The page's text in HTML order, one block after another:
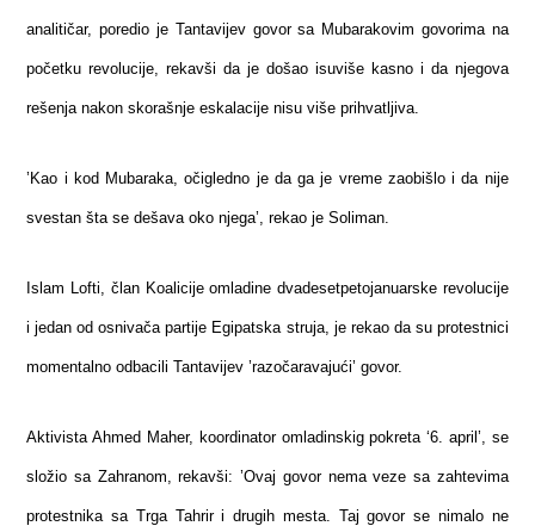
analitičar, poredio je Tantavijev govor sa Mubarakovim govorima na
početku revolucije, rekavši da je došao isuviše kasno i da njegova
rešenja nakon skorašnje eskalacije nisu više prihvatljiva.
’Kao i kod Mubaraka, očigledno je da ga je vreme zaobišlo i da nije
svestan šta se dešava oko njega’, rekao je Soliman.
Islam Lofti, član Koalicije omladine dvadesetpetojanuarske revolucije
i jedan od osnivača partije Egipatska struja, je rekao da su protestnici
momentalno odbacili Tantavijev ’razočaravajući’ govor.
Aktivista Ahmed Maher, koordinator omladinskig pokreta ‘6. april’, se
složio sa Zahranom, rekavši: ’Ovaj govor nema veze sa zahtevima
protestnika sa Trga Tahrir i drugih mesta. Taj govor se nimalo ne